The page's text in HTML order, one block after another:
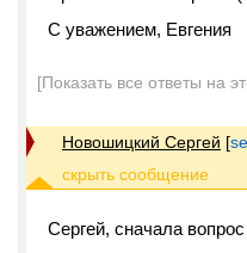
С уважением, Евгения
[Показать все ответы на
Новошицкий Сергей [
Сергей, сначала